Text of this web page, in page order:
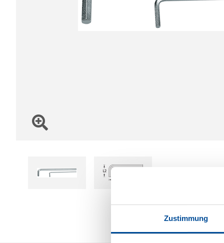
Zustimmung